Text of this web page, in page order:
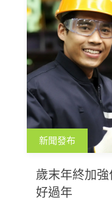
新聞發布
歲末年終加
好過年